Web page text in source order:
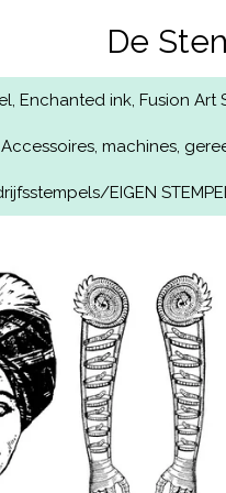
De
Enchanted ink, Fusion Art
Accessoires, machines,
EIGEN